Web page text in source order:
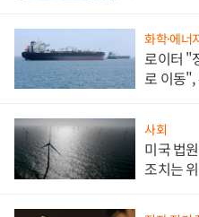
화학·에너
로이터 "
로 이동",
사회
미국 법
조치는